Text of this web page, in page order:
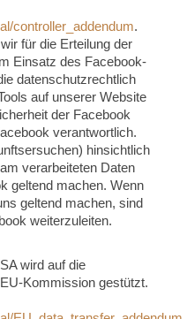
controller_addendum.
für die Erteilung der
Einsatz des Facebook-
datenschutzrechtlich
auf unserer Website
der Facebook
verantwortlich.
hinsichtlich
verarbeiteten Daten
geltend machen. Wenn
geltend machen, sind
weiterzuleiten.
wird auf die
Kommission gestützt.